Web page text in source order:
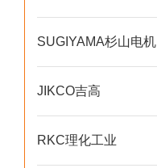
SUGIYAMA杉山电机
JIKCO吉高
RKC理化工业